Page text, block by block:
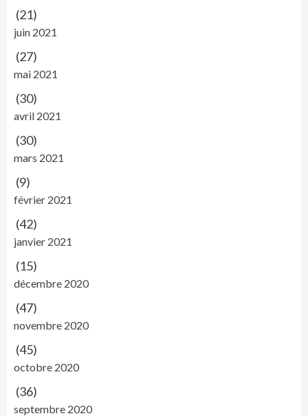
(21)
juin 2021
(27)
mai 2021
(30)
avril 2021
(30)
mars 2021
(9)
février 2021
(42)
janvier 2021
(15)
décembre 2020
(47)
novembre 2020
(45)
octobre 2020
(36)
septembre 2020